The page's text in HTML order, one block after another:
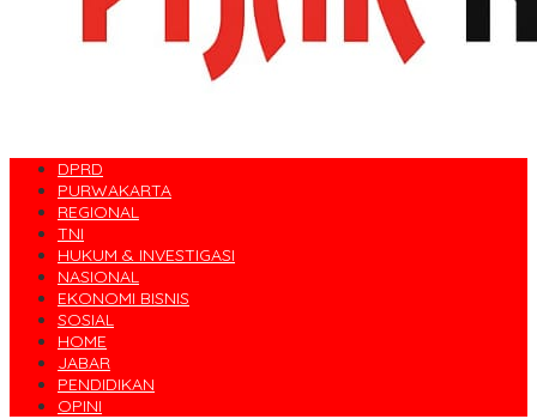
DPRD
PURWAKARTA
REGIONAL
TNI
HUKUM & INVESTIGASI
NASIONAL
EKONOMI BISNIS
SOSIAL
HOME
JABAR
PENDIDIKAN
OPINI